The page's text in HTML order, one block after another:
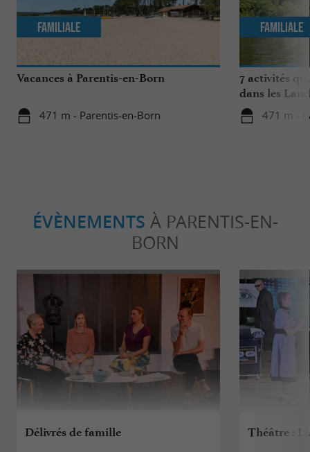
Vacances à Parentis-en-Born
471 m - Parentis-en-Born
Familiale
7 activités
dans les
471 m -
Familiale
ÉVÈNEMENTS À PARENTIS-EN-
BORN
Délivrés de famille Théâtre :